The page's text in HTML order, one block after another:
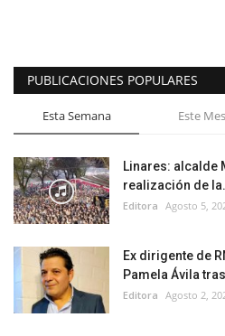
PUBLICACIONES POPULARES
Esta Semana Este Mes
Linares: alcalde
realización de
Editora Agosto 5,
Ex dirigente de
Pamela Ávila
Editora Agosto 2,